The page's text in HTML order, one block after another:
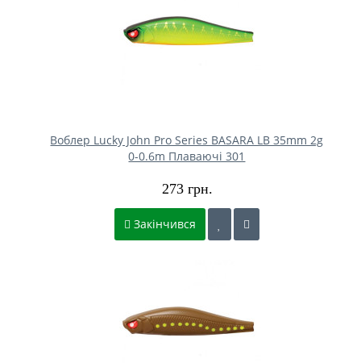
Воблер Lucky John Pro Series BASARA LB 35mm 2g
0-0.6m Плаваючі 301
273 грн.
Закінчився